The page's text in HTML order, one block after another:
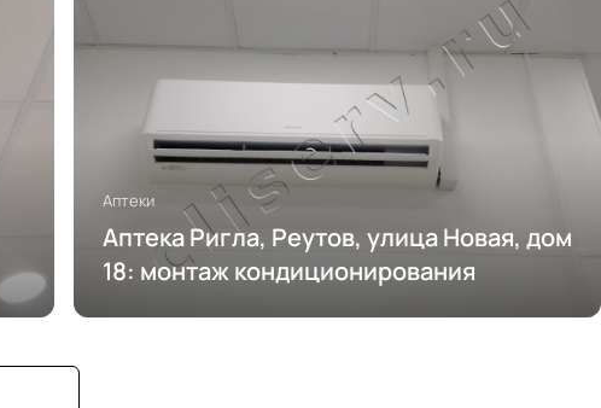
Аптеки
Аптека Ригла, Реутов, улица Новая, дом
18: монтаж кондиционирования